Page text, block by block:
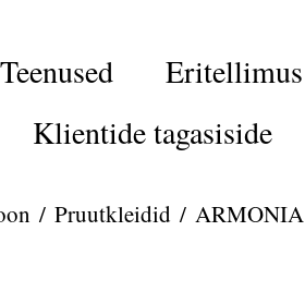
Teenused Eritellimus
Klientide tagasiside
/ Pruutkleidid / ARMONIA